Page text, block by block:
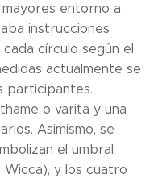
entorno a
instrucciones
círculo según el
actualmente se
participantes.
o varita y una
Asimismo, se
el umbral
Wicca), y los cuatro